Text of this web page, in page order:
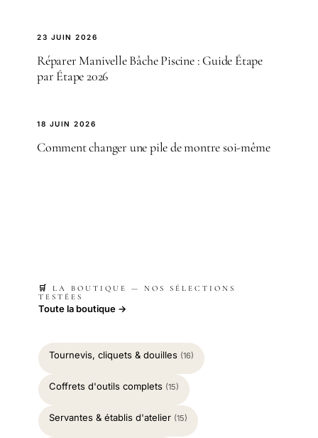
23 JUIN 2026
Réparer Manivelle Bâche Piscine : Guide Étape
par Étape 2026
18 JUIN 2026
Comment changer une pile de montre soi-même
🛒 LA BOUTIQUE — NOS SÉLECTIONS
TESTÉES
Toute la boutique →
Tournevis, cliquets & douilles (16)
Coffrets d'outils complets (15)
Servantes & établis d'atelier (15)